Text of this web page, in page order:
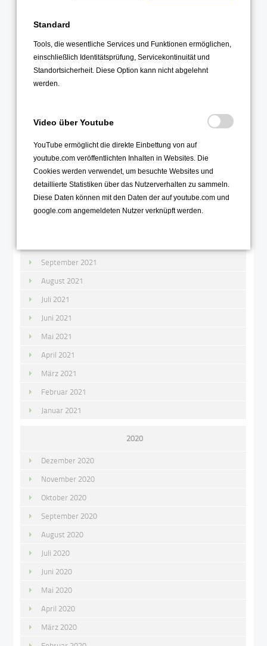
August 2022
Juli 2022
Mai 2022
März 2022
Januar 2022
2021
Dezember 2021
September 2021
August 2021
Juli 2021
Juni 2021
Mai 2021
April 2021
März 2021
Februar 2021
Januar 2021
2020
Dezember 2020
November 2020
Oktober 2020
September 2020
August 2020
Juli 2020
Juni 2020
Mai 2020
April 2020
März 2020
Standard
Tools, die wesentliche Services und Funktionen ermöglichen,
einschließlich Identitätsprüfung, Servicekontinuität und
Standortsicherheit. Diese Option kann nicht abgelehnt
werden.
Video über Youtube
YouTube ermöglicht die direkte Einbettung von auf
youtube.com veröffentlichten Inhalten in Websites. Die
Cookies werden verwendet, um besuchte Websites und
detaillierte Statistiken über das Nutzerverhalten zu sammeln.
Diese Daten können mit den Daten der auf youtube.com und
google.com angemeldeten Nutzer verknüpft werden.